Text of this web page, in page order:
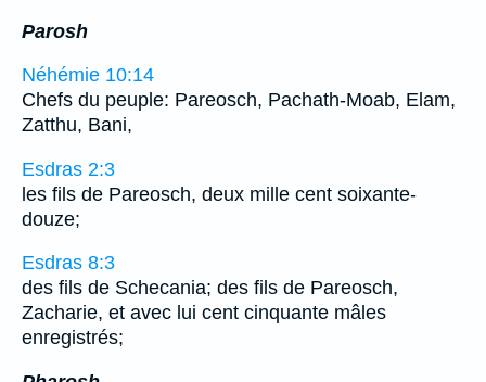
Parosh
Néhémie 10:14
Chefs du peuple: Pareosch, Pachath-Moab, Elam,
Zatthu, Bani,
Esdras 2:3
les fils de Pareosch, deux mille cent soixante-
douze;
Esdras 8:3
des fils de Schecania; des fils de Pareosch,
Zacharie, et avec lui cent cinquante mâles
enregistrés;